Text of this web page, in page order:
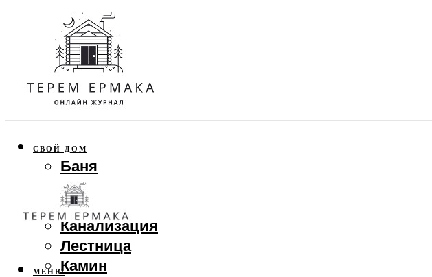
СВОЙ ДОМ
Баня
Веранда
Забор
Канализация
Лестница
Камин
МЕНЮ